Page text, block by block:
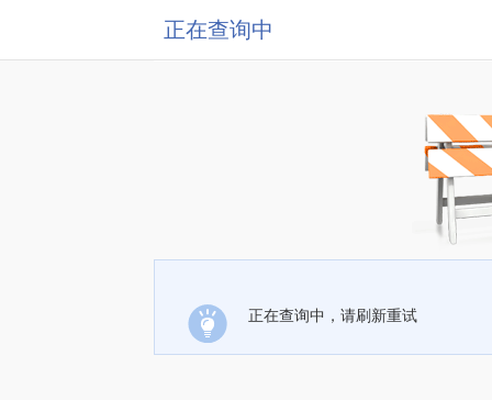
正在查询中
正在查询中，请刷新重试